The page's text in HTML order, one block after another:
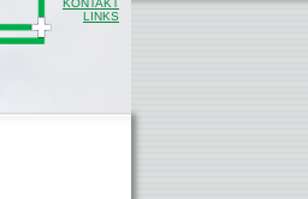
KONTAKT
LINKS